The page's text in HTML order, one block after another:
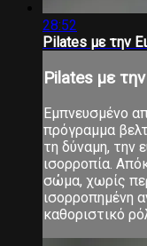
28:52
Pilates με την
Pilates με
Εμπνευσμένο
πρόγραμμα
τη δύναμη, την
ισορροπία.
σώμα, χωρίς
ισορροπημένη
καθοριστικό